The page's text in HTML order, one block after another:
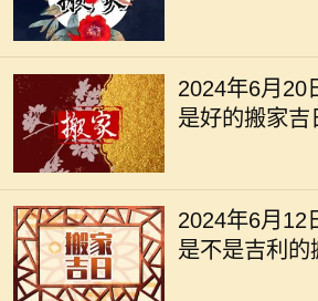
2024年6月20
是好的搬家吉
2024年6月12
是不是吉利的